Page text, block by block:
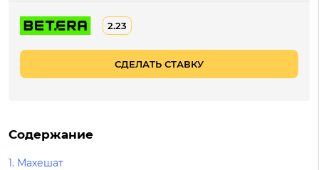
2.23
СДЕЛАТЬ СТАВКУ
Содержание
1. Махешат